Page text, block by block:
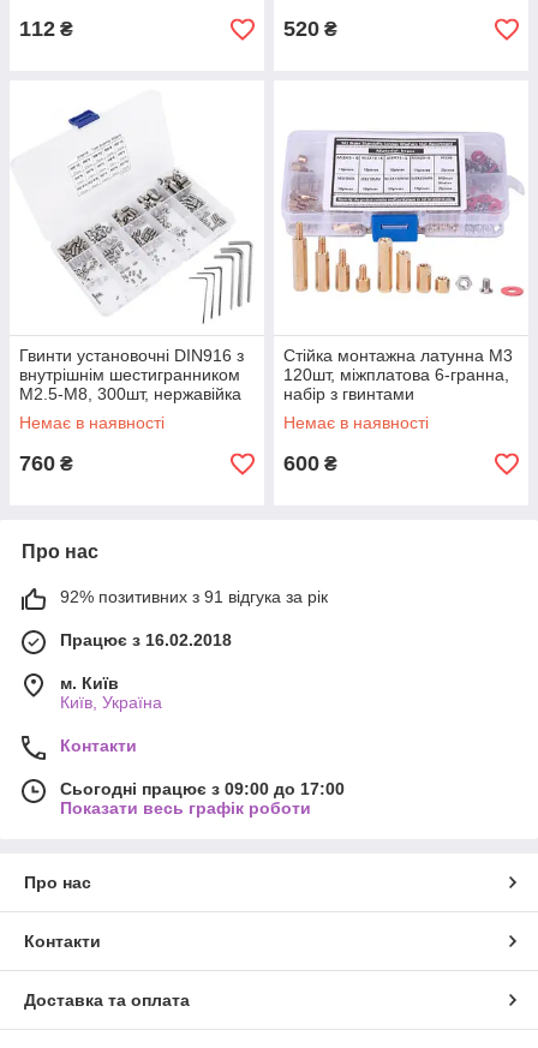
112 ₴ 520 ₴
Гвинти установочні DIN916 з
внутрішнім шестигранником
M2.5-M8, 300шт, нержавійка
Немає в наявності
760 ₴
Стійка монтажна латунна M3
120шт, міжплатова 6-гранна,
набір з гвинтами
Немає в наявності
600 ₴
Про нас
92% позитивних з 91 відгука за рік
Працює з 16.02.2018
м. Київ
Київ, Україна
Контакти
Сьогодні працює з 09:00 до 17:00
Показати весь графік роботи
Про нас
Контакти
Доставка та оплата